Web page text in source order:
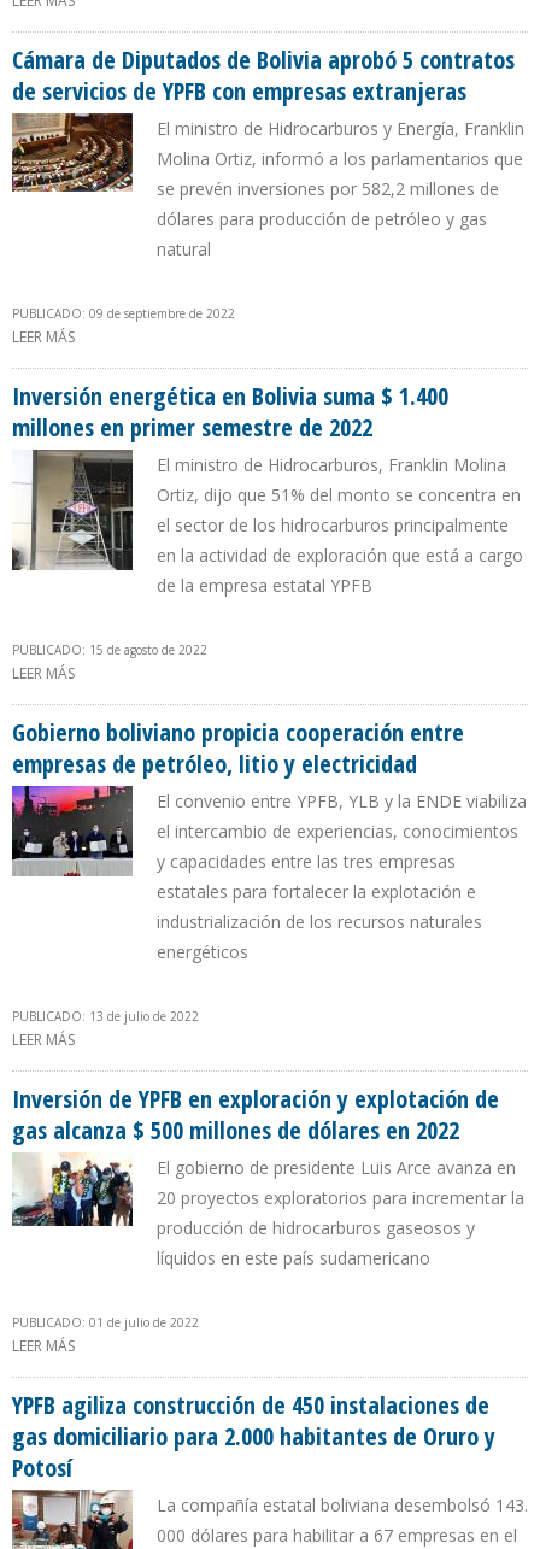
Cámara de Diputados de Bolivia aprobó 5 contratos
de servicios de YPFB con empresas extranjeras
El ministro de Hidrocarburos y Energía, Franklin
Molina Ortiz, informó a los parlamentarios que
se prevén inversiones por 582,2 millones de
dólares para producción de petróleo y gas
natural
PUBLICADO: 09 de septiembre de 2022
LEER MÁS
Inversión energética en Bolivia suma $ 1.400
millones en primer semestre de 2022
El ministro de Hidrocarburos, Franklin Molina
Ortiz, dijo que 51% del monto se concentra en
el sector de los hidrocarburos principalmente
en la actividad de exploración que está a cargo
de la empresa estatal YPFB
PUBLICADO: 15 de agosto de 2022
LEER MÁS
Gobierno boliviano propicia cooperación entre
empresas de petróleo, litio y electricidad
El convenio entre YPFB, YLB y la ENDE viabiliza
el intercambio de experiencias, conocimientos
y capacidades entre las tres empresas
estatales para fortalecer la explotación e
industrialización de los recursos naturales
energéticos
PUBLICADO: 13 de julio de 2022
LEER MÁS
Inversión de YPFB en exploración y explotación de
gas alcanza $ 500 millones de dólares en 2022
El gobierno de presidente Luis Arce avanza en
20 proyectos exploratorios para incrementar la
producción de hidrocarburos gaseosos y
líquidos en este país sudamericano
PUBLICADO: 01 de julio de 2022
LEER MÁS
YPFB agiliza construcción de 450 instalaciones de
gas domiciliario para 2.000 habitantes de Oruro y
Potosí
La compañía estatal boliviana desembolsó 143.
000 dólares para habilitar a 67 empresas en el